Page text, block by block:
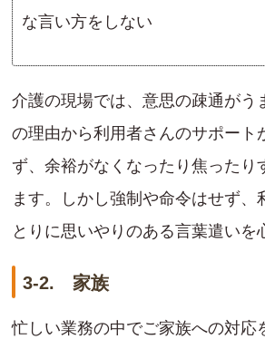
な言い方をしない
介護の現場では、意思の疎通がう
の理由から利用者さんのサポート
ず、余裕がなくなったり焦ったり
ます。しかし強制や命令はせず、
とりに思いやりのある言葉遣いを
3-2. 家族
忙しい業務の中でご家族への対応